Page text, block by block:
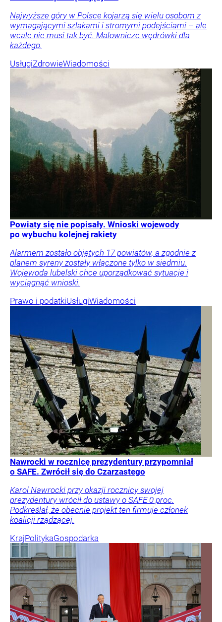
Najwyższe góry w Polsce kojarzą się wielu osobom z
wymagającymi szlakami i stromymi podejściami – ale
wcale nie musi tak być. Malownicze wędrówki dla
każdego.
UsługiZdrowieWiadomości
Powiaty się nie popisały. Wnioski wojewody
po wybuchu kolejnej rakiety
Alarmem zostało objętych 17 powiatów, a zgodnie z
planem syreny zostały włączone tylko w siedmiu.
Wojewoda lubelski chce uporządkować sytuację i
wyciągnąć wnioski.
Prawo i podatkiUsługiWiadomości
Nawrocki w rocznicę prezydentury przypomniał
o SAFE. Zwrócił się do Czarzastego
Karol Nawrocki przy okazji rocznicy swojej
prezydentury wrócił do ustawy o SAFE 0 proc.
Podkreślał, że obecnie projekt ten firmuje członek
koalicji rządzącej.
KrajPolitykaGospodarka